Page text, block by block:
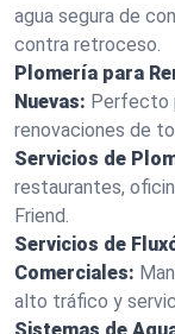
agua segura de
contra retroceso.
Plomería para
Nuevas: Perfecto
renovaciones de
Servicios de
restaurantes,
Friend.
Servicios de
Comerciales:
alto tráfico y